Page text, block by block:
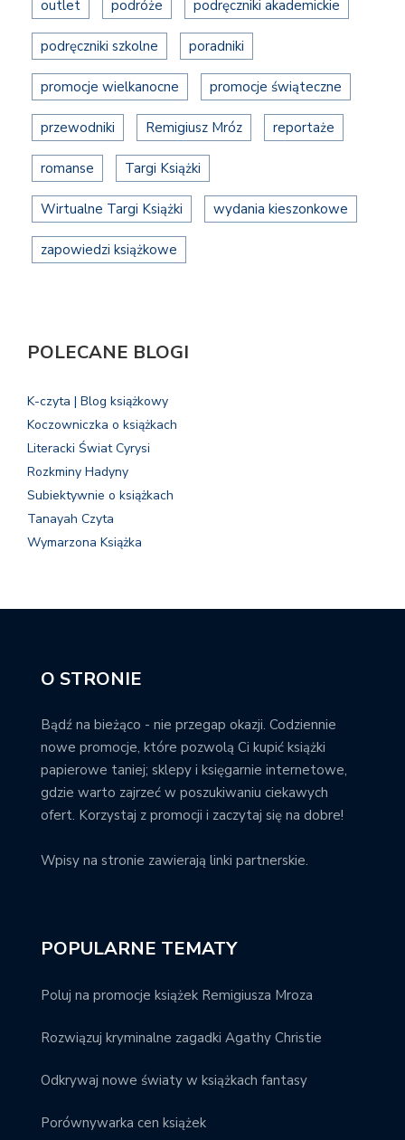
outlet podróże podręczniki akademickie
podręczniki szkolne poradniki
promocje wielkanocne promocje świąteczne
przewodniki Remigiusz Mróz reportaże
romanse Targi Książki
Wirtualne Targi Książki wydania kieszonkowe
zapowiedzi książkowe
POLECANE BLOGI
K-czyta | Blog książkowy
Koczowniczka o książkach
Literacki Świat Cyrysi
Rozkminy Hadyny
Subiektywnie o książkach
Tanayah Czyta
Wymarzona Książka
O STRONIE
Bądź na bieżąco - nie przegap okazji. Codziennie
nowe promocje, które pozwolą Ci kupić książki
papierowe taniej; sklepy i księgarnie internetowe,
gdzie warto zajrzeć w poszukiwaniu ciekawych
ofert. Korzystaj z promocji i zaczytaj się na dobre!
Wpisy na stronie zawierają linki partnerskie.
POPULARNE TEMATY
Poluj na promocje książek Remigiusza Mroza
Rozwiązuj kryminalne zagadki Agathy Christie
Odkrywaj nowe światy w książkach fantasy
Porównywarka cen książek